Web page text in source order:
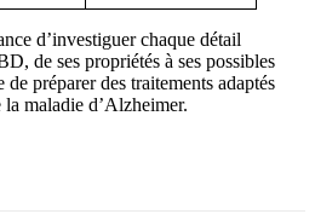
d’investiguer chaque détail
de ses propriétés à ses possibles
préparer des traitements adaptés
maladie d’Alzheimer.